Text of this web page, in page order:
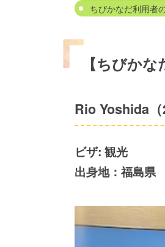
ちびかなだ利用者
【ちびかな
Rio Yoshida（
ビザ: 観光
出身地：福島県